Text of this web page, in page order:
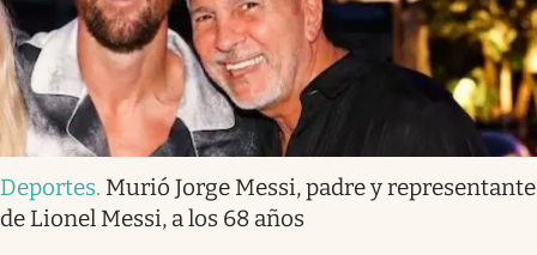
Deportes. Murió Jorge Messi, padre y representante
de Lionel Messi, a los 68 años